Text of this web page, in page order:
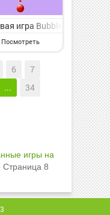
Найди Предмет на
игра Bubble Shooter
Посмотреть
6
7
...
34
игры на
8